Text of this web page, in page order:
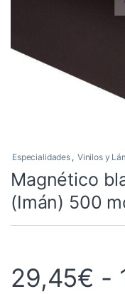
Especialidades , Vinilos y
Magnético
(Imán) 500
29,45€ -